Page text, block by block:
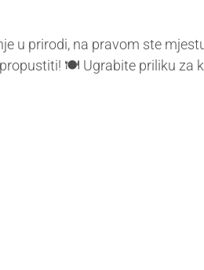
u prirodi, na pravom ste
🍽️ Ugrabite priliku za